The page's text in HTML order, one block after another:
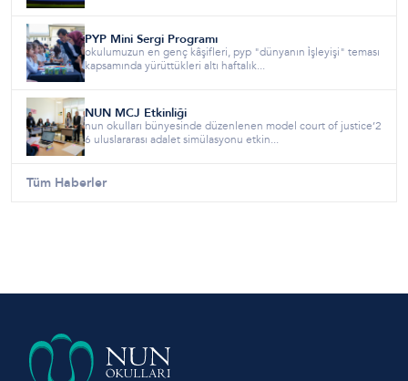
PYP Mini Sergi Programı
okulumuzun en genç kâşifleri, pyp "dünyanın i̇şleyişi" teması
kapsamında yürüttükleri altı haftalık...
NUN MCJ Etkinliği
nun okulları bünyesinde düzenlenen model court of justice’2
6 uluslararası adalet simülasyonu etkin...
Tüm Haberler